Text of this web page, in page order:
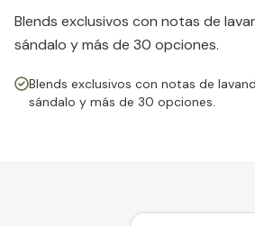
Blends exclusivos con notas de
sándalo y más de 30 opciones.
Blends exclusivos con notas de
sándalo y más de 30 opciones.